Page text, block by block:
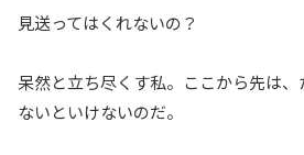
見送ってはくれないの？
呆然と立ち尽くす私。ここから先は
ないといけないのだ。